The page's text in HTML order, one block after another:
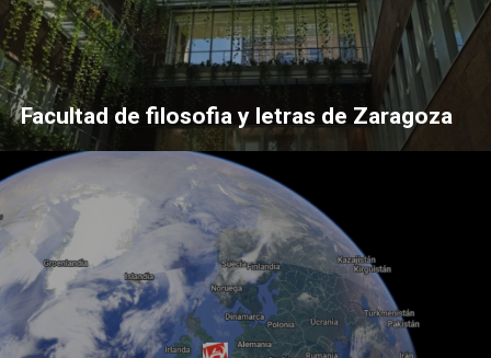
Facultad de filosofia y letras de Zaragoza